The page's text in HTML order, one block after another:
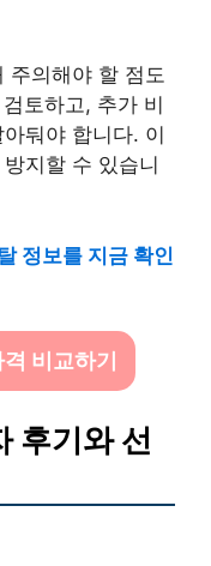
주의해야 할 점도
토하고, 추가 비
둬야 합니다. 이
지할 수 있습니
정보를 지금 확인
비교하기
후기와 선